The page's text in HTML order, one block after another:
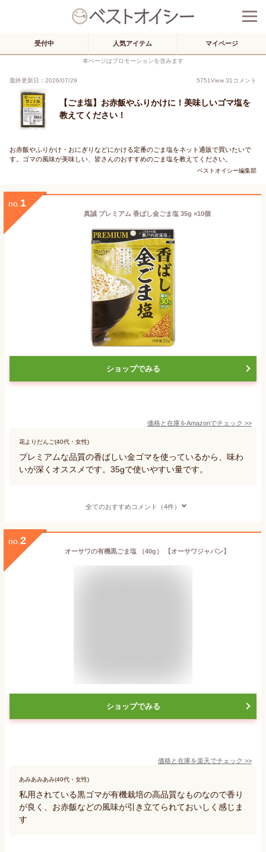
受付中 人気アイテム マイページ
本ページはプロモーションを含みます
最終更新日：2026/07/29 5751View 31 コメント
【ごま塩】お赤飯やふりかけに！美味しいゴマ塩を
教えてください！
お赤飯やふりかけ・おにぎりなどにかける定番のごま塩をネット通販で買いたいで
す。ゴマの風味が美味しい、皆さんのおすすめのごま塩を教えてください。
ベストオイシー編集部
no. 1
真誠 プレミアム 香ばし金ごま塩 35g ×10個
ショップでみる
価格と在庫をAmazonでチェック >>
花よりだんご(40代・女性)
プレミアムな品質の香ばしい金ゴマを使っているから、味わ
いが深くオススメです。35gで使いやすい量です。
全てのおすすめコメント（4件）
no. 2
オーサワの有機黒ごま塩 （40g） 【オーサワジャパン】
ショップでみる
価格と在庫を楽天でチェック >>
あみあみあみ(40代・女性)
私用されている黒ゴマが有機栽培の高品質なものなので香り
が良く、お赤飯などの風味が引き立てられておいしく感じま
す